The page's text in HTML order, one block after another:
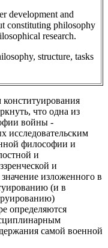
development and
constituting philosophy
research.
structure, tasks
что одна из
войны -
исследовательским
философии и
и
и
изложенного в
(и в
определяются
самой военной